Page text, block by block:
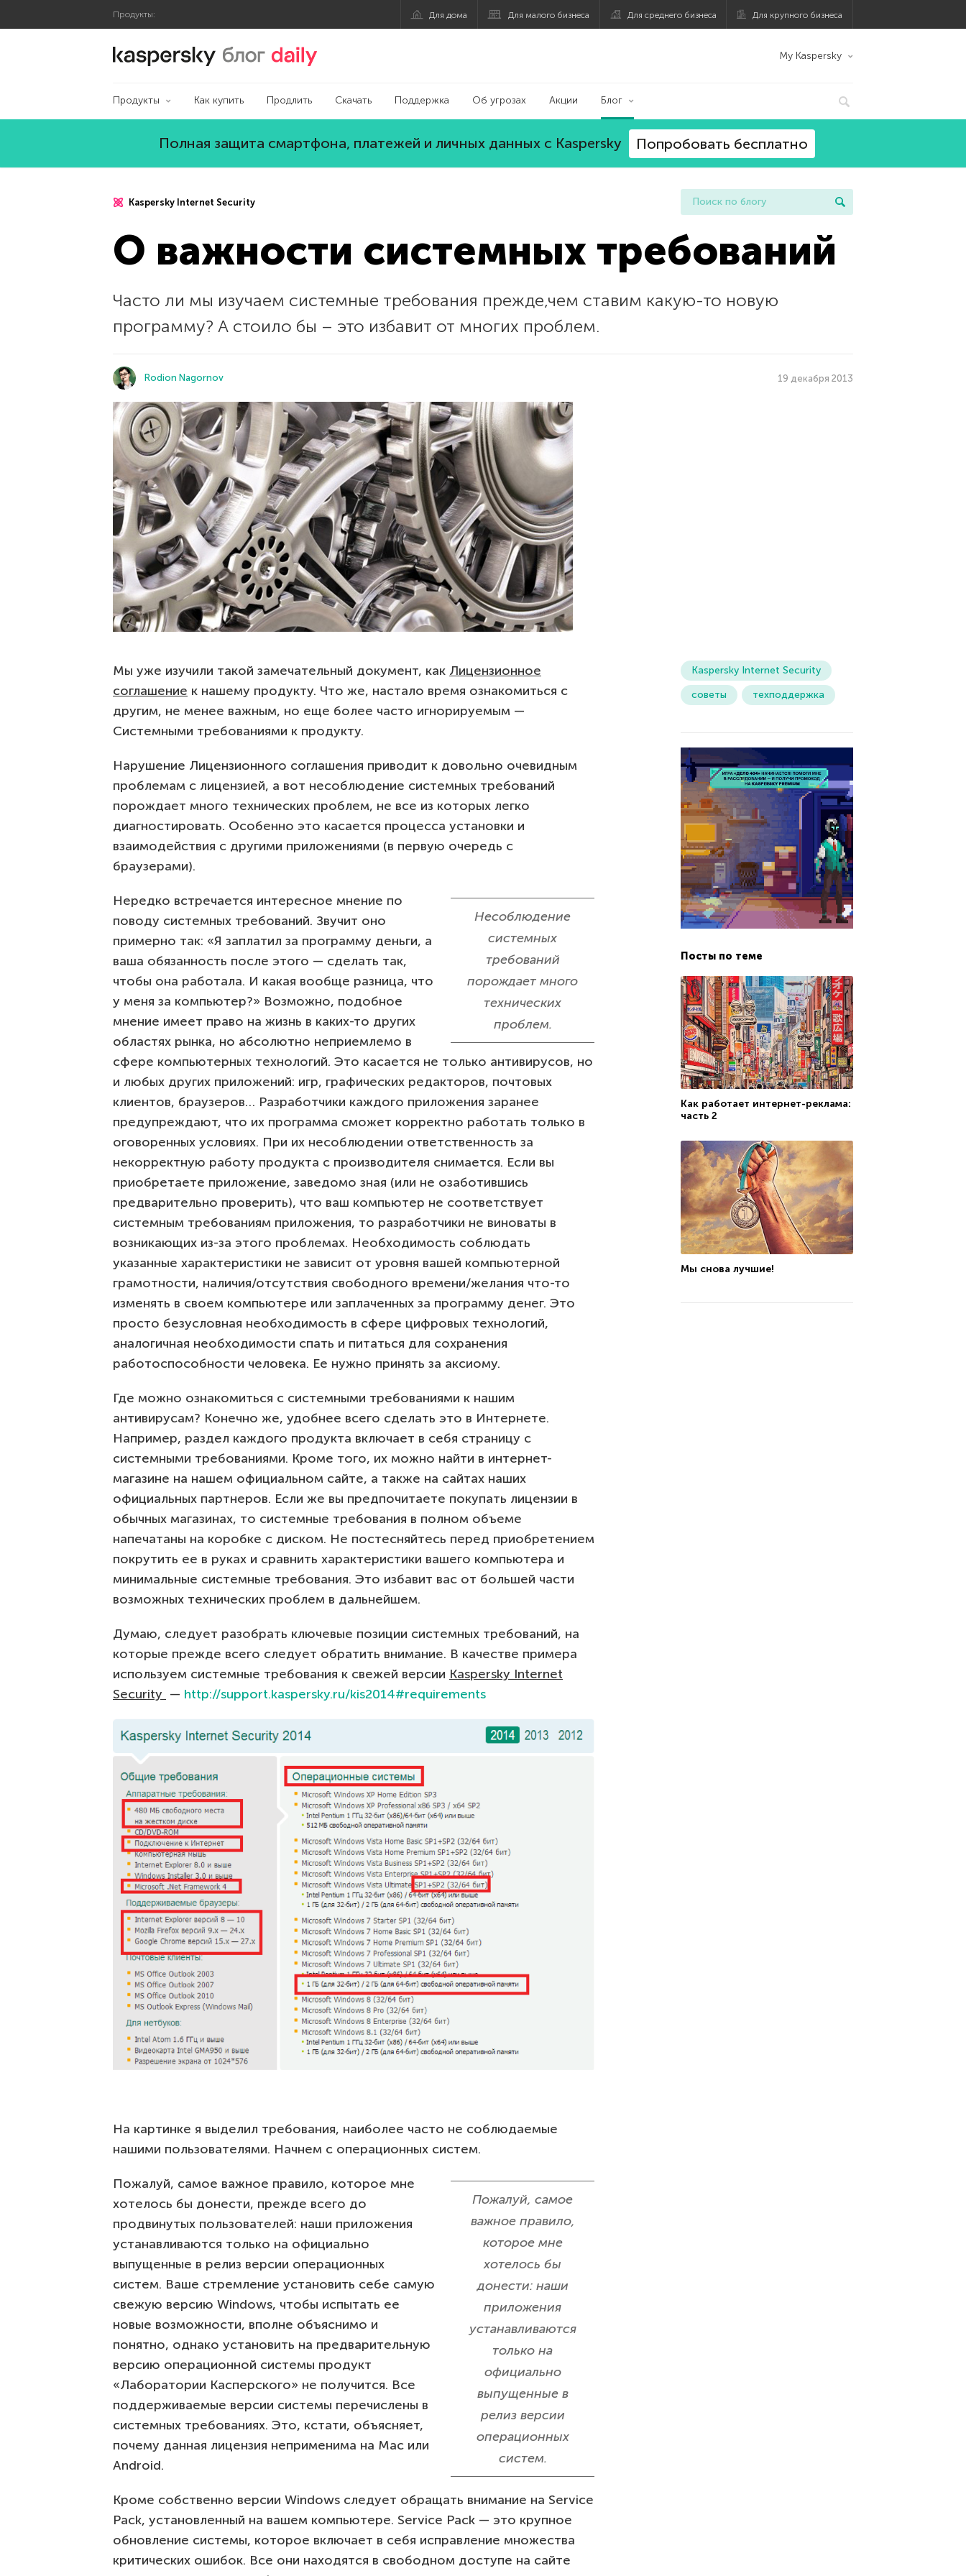
Продукты: Для дома Для малого бизнеса Для среднего бизнеса Для крупного бизнеса
Блог Касперского My Kaspersky
Продукты Как купить Продлить Скачать Поддержка Об угрозах Акции Блог
Полная защита смартфона, платежей и личных данных с Kaspersky Попробовать бесплатно
Kaspersky Internet Security
О важности системных требований
Часто ли мы изучаем системные требования прежде,чем ставим какую-то новую
программу? А стоило бы – это избавит от многих проблем.
Rodion Nagornov 19 декабря 2013
Мы уже изучили такой замечательный документ, как Лицензионное
соглашение к нашему продукту. Что же, настало время ознакомиться с
другим, не менее важным, но еще более часто игнорируемым —
Системными требованиями к продукту.
Нарушение Лицензионного соглашения приводит к довольно очевидным
проблемам с лицензией, а вот несоблюдение системных требований
порождает много технических проблем, не все из которых легко
диагностировать. Особенно это касается процесса установки и
взаимодействия с другими приложениями (в первую очередь с
браузерами).
Несоблюдение
системных
требований
порождает много
технических
проблем.
Нередко встречается интересное мнение по
поводу системных требований. Звучит оно
примерно так: «Я заплатил за программу деньги, а
ваша обязанность после этого — сделать так,
чтобы она работала. И какая вообще разница, что
у меня за компьютер?» Возможно, подобное
мнение имеет право на жизнь в каких-то других
областях рынка, но абсолютно неприемлемо в
сфере компьютерных технологий. Это касается не только антивирусов, но
и любых других приложений: игр, графических редакторов, почтовых
клиентов, браузеров… Разработчики каждого приложения заранее
предупреждают, что их программа сможет корректно работать только в
оговоренных условиях. При их несоблюдении ответственность за
некорректную работу продукта с производителя снимается. Если вы
приобретаете приложение, заведомо зная (или не озаботившись
предварительно проверить), что ваш компьютер не соответствует
системным требованиям приложения, то разработчики не виноваты в
возникающих из-за этого проблемах. Необходимость соблюдать
указанные характеристики не зависит от уровня вашей компьютерной
грамотности, наличия/отсутствия свободного времени/желания что-то
изменять в своем компьютере или заплаченных за программу денег. Это
просто безусловная необходимость в сфере цифровых технологий,
аналогичная необходимости спать и питаться для сохранения
работоспособности человека. Ее нужно принять за аксиому.
Где можно ознакомиться с системными требованиями к нашим
антивирусам? Конечно же, удобнее всего сделать это в Интернете.
Например, раздел каждого продукта включает в себя страницу с
системными требованиями. Кроме того, их можно найти в интернет-
магазине на нашем официальном сайте, а также на сайтах наших
официальных партнеров. Если же вы предпочитаете покупать лицензии в
обычных магазинах, то системные требования в полном объеме
напечатаны на коробке с диском. Не постесняйтесь перед приобретением
покрутить ее в руках и сравнить характеристики вашего компьютера и
минимальные системные требования. Это избавит вас от большей части
возможных технических проблем в дальнейшем.
Думаю, следует разобрать ключевые позиции системных требований, на
которые прежде всего следует обратить внимание. В качестве примера
используем системные требования к свежей версии Kaspersky Internet
Security — http://support.kaspersky.ru/kis2014#requirements
На картинке я выделил требования, наиболее часто не соблюдаемые
нашими пользователями. Начнем с операционных систем.
Пожалуй, самое
важное правило,
которое мне
хотелось бы
донести: наши
приложения
устанавливаются
только на
официально
выпущенные в
релиз версии
операционных
систем.
Пожалуй, самое важное правило, которое мне
хотелось бы донести, прежде всего до
продвинутых пользователей: наши приложения
устанавливаются только на официально
выпущенные в релиз версии операционных
систем. Ваше стремление установить себе самую
свежую версию Windows, чтобы испытать ее
новые возможности, вполне объяснимо и
понятно, однако установить на предварительную
версию операционной системы продукт
«Лаборатории Касперского» не получится. Все
поддерживаемые версии системы перечислены в
системных требованиях. Это, кстати, объясняет,
почему данная лицензия неприменима на Mac или
Android.
Кроме собственно версии Windows следует обращать внимание на Service
Pack, установленный на вашем компьютере. Service Pack — это крупное
обновление системы, которое включает в себя исправление множества
критических ошибок. Все они находятся в свободном доступе на сайте
Kaspersky Internet Security
советы
техподдержка
Посты по теме
Как работает интернет-реклама:
часть 2
Мы снова лучшие!